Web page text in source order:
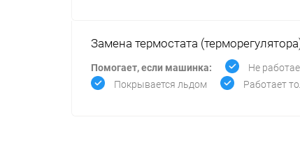
Замена термостата
Помогает, если машинка: Не
Покрывается льдом
Работает